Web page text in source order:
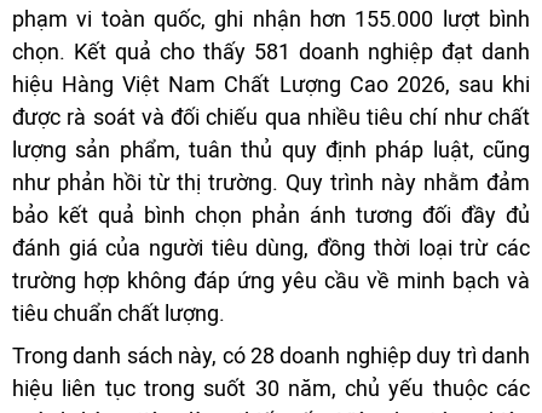
phạm vi toàn quốc, ghi nhận hơn 155.000 lượt bình
chọn. Kết quả cho thấy 581 doanh nghiệp đạt danh
hiệu Hàng Việt Nam Chất Lượng Cao 2026, sau khi
được rà soát và đối chiếu qua nhiều tiêu chí như chất
lượng sản phẩm, tuân thủ quy định pháp luật, cũng
như phản hồi từ thị trường. Quy trình này nhằm đảm
bảo kết quả bình chọn phản ánh tương đối đầy đủ
đánh giá của người tiêu dùng, đồng thời loại trừ các
trường hợp không đáp ứng yêu cầu về minh bạch và
tiêu chuẩn chất lượng.
Trong danh sách này, có 28 doanh nghiệp duy trì danh
hiệu liên tục trong suốt 30 năm, chủ yếu thuộc các